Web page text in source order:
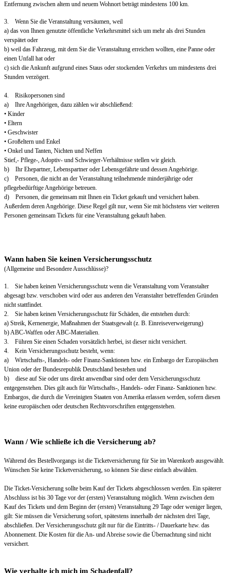
Entfernung zwischen altem und neuem Wohnort beträgt mindestens 100 km.
3. Wenn Sie die Veranstaltung versäumen, weil
a) das von Ihnen genutzte öffentliche Verkehrsmittel sich um mehr als drei Stunden
verspätet oder
b) weil das Fahrzeug, mit dem Sie die Veranstaltung erreichen wollten, eine Panne oder
einen Unfall hat oder
c) sich die Ankunft aufgrund eines Staus oder stockenden Verkehrs um mindestens drei
Stunden verzögert.
4. Risikopersonen sind
a) Ihre Angehörigen, dazu zählen wir abschließend:
• Kinder
• Eltern
• Geschwister
• Großeltern und Enkel
• Onkel und Tanten, Nichten und Neffen
Stief,- Pflege-, Adoptiv- und Schwieger-Verhältnisse stellen wir gleich.
b) Ihr Ehepartner, Lebenspartner oder Lebensgefährte und dessen Angehörige.
c) Personen, die nicht an der Veranstaltung teilnehmende minderjährige oder
pflegebedürftige Angehörige betreuen.
d) Personen, die gemeinsam mit Ihnen ein Ticket gekauft und versichert haben.
Außerdem deren Angehörige. Diese Regel gilt nur, wenn Sie mit höchstens vier weiteren
Personen gemeinsam Tickets für eine Veranstaltung gekauft haben.
Wann haben Sie keinen Versicherungsschutz
(Allgemeine und Besondere Ausschlüsse)?
1. Sie haben keinen Versicherungsschutz wenn die Veranstaltung vom Veranstalter
abgesagt bzw. verschoben wird oder aus anderen den Veranstalter betreffenden Gründen
nicht stattfindet.
2. Sie haben keinen Versicherungsschutz für Schäden, die entstehen durch:
a) Streik, Kernenergie, Maßnahmen der Staatsgewalt (z. B. Einreiseverweigerung)
b) ABC-Waffen oder ABC-Materialien.
3. Führen Sie einen Schaden vorsätzlich herbei, ist dieser nicht versichert.
4. Kein Versicherungsschutz besteht, wenn:
a) Wirtschafts-, Handels- oder Finanz-Sanktionen bzw. ein Embargo der Europäischen
Union oder der Bundesrepublik Deutschland bestehen und
b) diese auf Sie oder uns direkt anwendbar sind oder dem Versicherungsschutz
entgegenstehen. Dies gilt auch für Wirtschafts-, Handels- oder Finanz- Sanktionen bzw.
Embargos, die durch die Vereinigten Staaten von Amerika erlassen werden, sofern diesen
keine europäischen oder deutschen Rechtsvorschriften entgegenstehen.
Wann / Wie schließe ich die Versicherung ab?
Während des Bestellvorgangs ist die Ticketversicherung für Sie im Warenkorb ausgewählt.
Wünschen Sie keine Ticketversicherung, so können Sie diese einfach abwählen.
Die Ticket-Versicherung sollte beim Kauf der Tickets abgeschlossen werden. Ein späterer
Abschluss ist bis 30 Tage vor der (ersten) Veranstaltung möglich. Wenn zwischen dem
Kauf des Tickets und dem Beginn der (ersten) Veranstaltung 29 Tage oder weniger liegen,
gilt: Sie müssen die Versicherung sofort, spätestens innerhalb der nächsten drei Tage,
abschließen. Der Versicherungsschutz gilt nur für die Eintritts- / Dauerkarte bzw. das
Abonnement. Die Kosten für die An- und Abreise sowie die Übernachtung sind nicht
versichert.
Wie verhalte ich mich im Schadenfall?